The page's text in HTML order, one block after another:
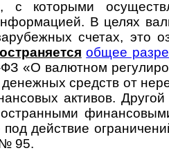
с кото­рыми
В целях
сче­тах, это
общее
«О валют­ном
средств от
акти­вов.
дейст­вие
95.